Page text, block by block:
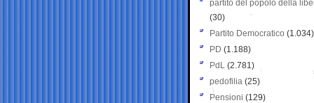
partito del popolo della
(30)
Partito Democratico (1.034)
PD (1.188)
PdL (2.781)
pedofilia (25)
Pensioni (129)